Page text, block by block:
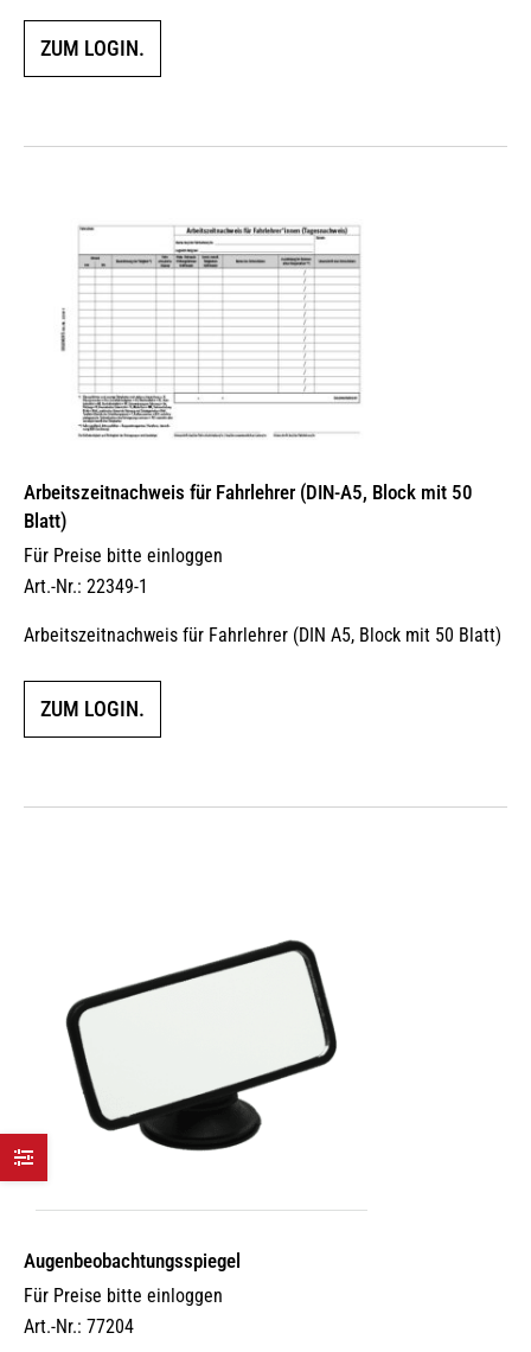
ZUM LOGIN.
Arbeitszeitnachweis für Fahrlehrer (DIN-A5, Block mit 50
Blatt)
Für Preise bitte einloggen
Art.-Nr.: 22349-1
Arbeitszeitnachweis für Fahrlehrer (DIN A5, Block mit 50 Blatt)
ZUM LOGIN.
Augen­beobach­tungs­spiegel
Für Preise bitte einloggen
Art.-Nr.: 77204